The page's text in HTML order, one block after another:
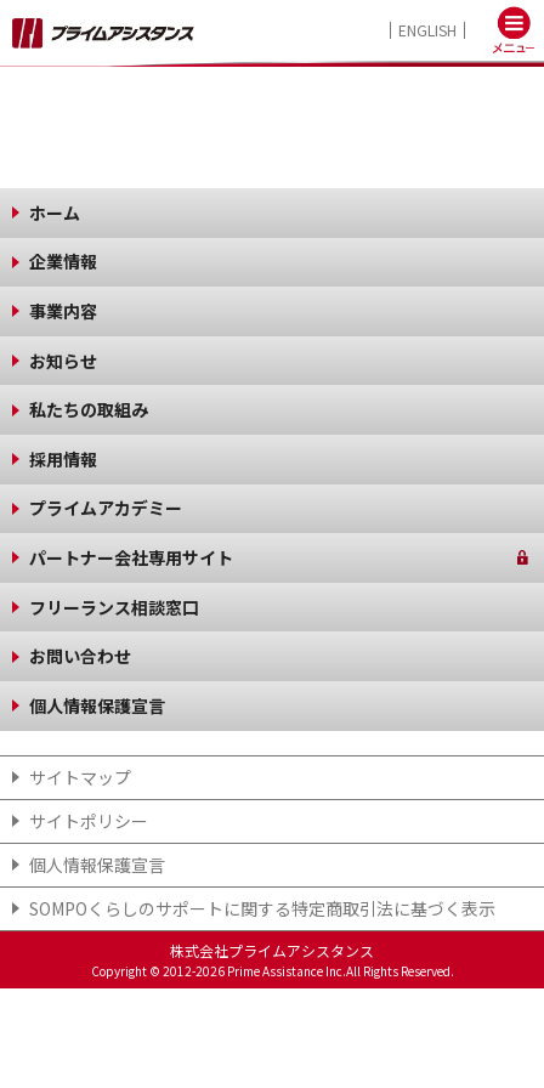
ENGLISH
ホーム
企業情報
事業内容
お知らせ
私たちの取組み
採用情報
プライムアカデミー
パートナー会社専用サイト
フリーランス相談窓口
お問い合わせ
個人情報保護宣言
サイトマップ
サイトポリシー
個人情報保護宣言
SOMPOくらしのサポート​に関する特定商取引法に基づく表示​
株式会社プライムアシスタンス
Copyright © 2012-2026 Prime Assistance Inc.All Rights Reserved.